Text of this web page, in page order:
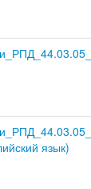
язык)